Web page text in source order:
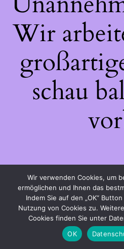
Wir
schau
Wir verwenden Cookies, um
ermöglichen und Ihnen das
Indem Sie auf den „OK“
Nutzung von Cookies zu.
Cookies finden Sie unter
OK